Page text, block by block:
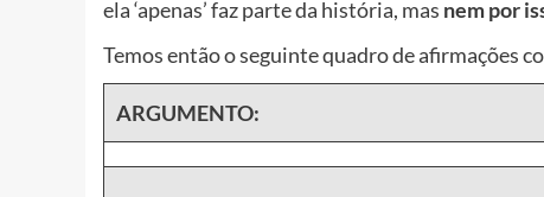
ela ‘apenas’ faz parte da história, mas nem por
Temos então o seguinte quadro de afirmações
ARGUMENTO: